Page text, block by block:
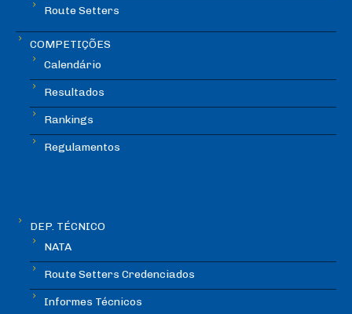
Route Setters
COMPETIÇÕES
Calendário
Resultados
Rankings
Regulamentos
DEP. TÉCNICO
NATA
Route Setters Credenciados
Informes Técnicos